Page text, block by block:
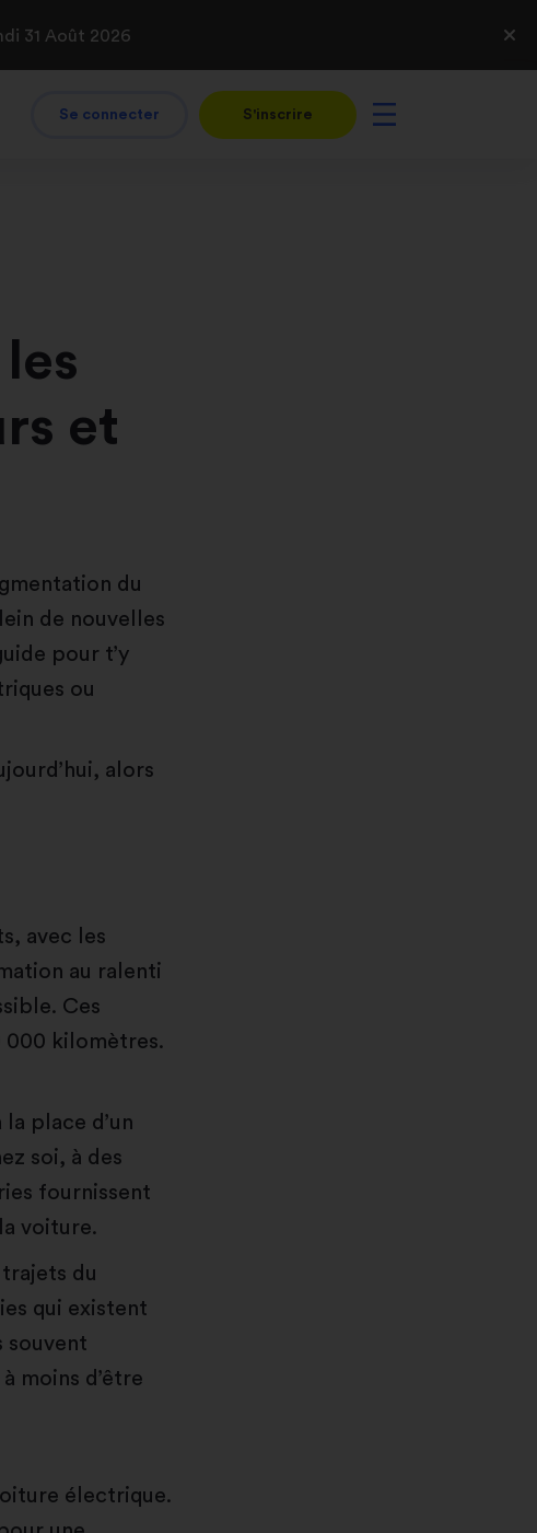
31 Août 2026
Se connecter S'inscrire
et
du
de nouvelles
pour t’y
ou
alors
avec les
au ralenti
Ces
000 kilomètres.
place d’un
soi, à des
fournissent
voiture.
du
qui existent
souvent
moins d’être
électrique.